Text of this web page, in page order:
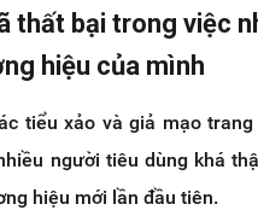
thất bại trong việc
hiệu của mình
tiểu xảo và giả mạo
người tiêu dùng khá
hiệu mới lần đầu tiên.